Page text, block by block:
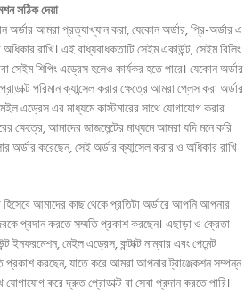
সঠিক দেয়া
আমরা প্রত্যাখ্যান করা, যেকোন অর্ডার, প্রি-অর্ডার এ
রাখি। এই বাধ্যবাধকতাটি সেইম একাউন্ট, সেইম বিলিং
সেইম শিপিং এড্রেস হলেও কার্যকর হতে পারে। যেকোন অর্ডার
পরিমান ক্যান্সেল করার ক্ষেত্রে আমরা প্লেস করা অর্ডার
এড্রেস এর মাধ্যমে কাস্টমারের সাথে যোগাযোগ করার
ক্ষেত্রে, আমাদের জাজমেন্টের মাধ্যমে আমরা যদি মনে করি
অর্ডার করেছেন, সেই অর্ডার ক্যান্সেল করার ও অধিকার রাখি
আমাদের কাছ থেকে প্রতিটা অর্ডারে আপনি আপনার
প্রদান করতে সম্মতি প্রকাশ করছেন। এছাড়া ও ক্রেতা
মেইল এড্রেস, কন্টাক্ট নাম্বার এবং পেমেন্ট
করছেন, যাতে করে আমরা আপনার ট্রাঞ্জেকশন সম্পন্ন
করে দ্রুত প্রোডাক্ট বা সেবা প্রদান করতে পারি।